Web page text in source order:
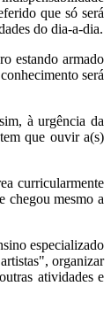
que só será
do dia-a-dia.
estando armado
será
à urgência da
que ouvir a(s)
curricularmente
chegou mesmo a
especializado
organizar
atividades e